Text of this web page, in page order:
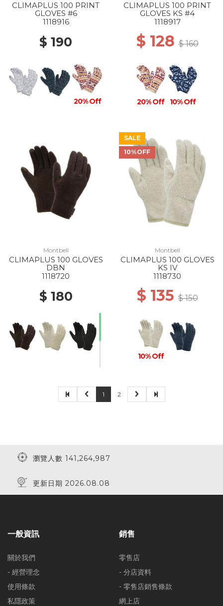
CLIMAPLUS 100 PRINT
GLOVES #6
1118916
$ 190
20% Off
CLIMAPLUS 100 PRINT
GLOVES KS #4
1118917
$ 128$ 160
20% Off 10% Off
Montbell
CLIMAPLUS 100 GLOVES
DBN
1118720
$ 180
SALE
10%OFF
Montbell
CLIMAPLUS 100 GLOVES
KS IV
1118730
$ 135$ 150
10% Off
1 2
瀏覽人數 141,264,987
更新日期 2026.08.08
一般資訊
關於我們
- 經營理念
使用條款
私隱政策
銷售
零售店
- 分店資料
- 零售店銷售條款
網上店